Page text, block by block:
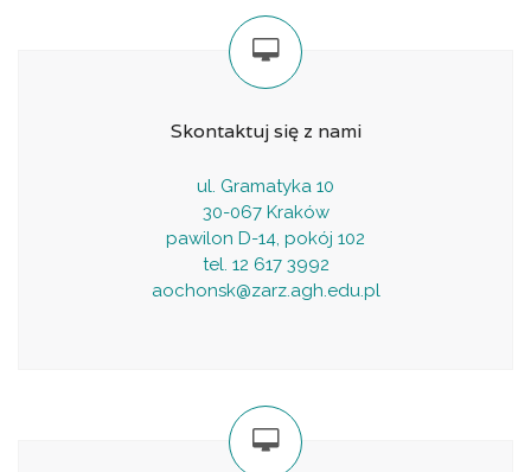
Skontaktuj się z nami
ul. Gramatyka 10
30-067 Kraków
pawilon D-14, pokój 102
tel. 12 617 3992
aochonsk@zarz.agh.edu.pl